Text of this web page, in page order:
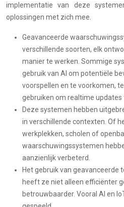
implementatie van deze
oplossingen met zich mee.
Geavanceerde
verschillende soorten, elk
manier te werken. Sommige
gebruik van AI om potentiële
voorspellen en te voorkomen,
gebruiken om realtime updates
Deze systemen hebben
in verschillende contexten. Of
werkplekken, scholen of
waarschuwingssystemen
aanzienlijk verbeterd.
Het gebruik van geavanceerde
heeft ze niet alleen efficiënter
betrouwbaarder. Vooral AI en